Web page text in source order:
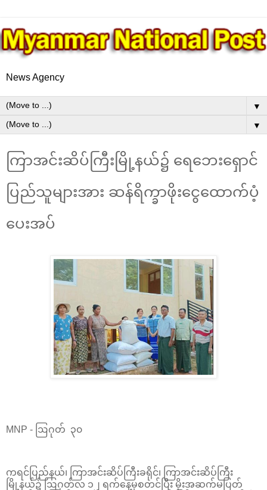
News Agency
▼
▼
ကြာအင်းဆိပ်ကြီးမြို့နယ်၌ ရေဘေးရှောင်
ပြည်သူများအား ဆန်ရိက္ခာဖိုးငွေထောက်ပံ့
ပေးအပ်
MNP - ဩဂုတ် ၃၀
ကရင်ပြည်နယ်၊ ကြာအင်းဆိပ်ကြီးခရိုင်၊ ကြာအင်းဆိပ်ကြီး
မြို့နယ်၌ ဩဂုတ်လ ၁၂ ရက်နေ့မှစတင်ပြီး မိုးအဆက်မပြတ်